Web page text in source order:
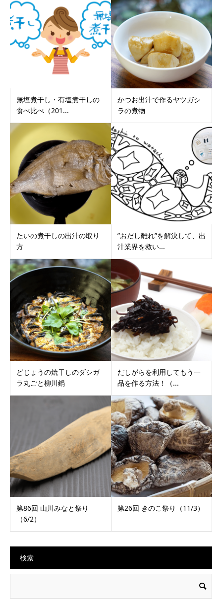
無塩煮干し・有塩煮干しの
食べ比べ（201...
かつお出汁で作るヤツガシ
ラの煮物
たいの煮干しの出汁の取り
方
”おだし離れ”を解決して、出
汁業界を救い...
どじょうの焼干しのダシガ
ラ丸ごと柳川鍋
だしがらを利用してもう一
品を作る方法！（...
第86回 山川みなと祭り
（6/2）
第26回 きのこ祭り（11/3）
検索